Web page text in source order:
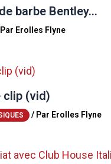
barbe Bentley…
Erolles Flyne
clip (vid)
/ Par Erolles Flyne